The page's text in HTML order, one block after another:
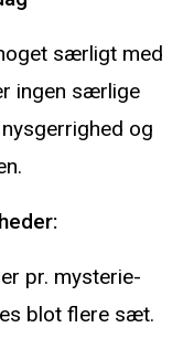
særligt med
ingen særlige
og
pr. mysterie-
blot flere sæt.